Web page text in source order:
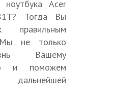
Acer
Тогда Вы
правильным
Мы не только
Вашему
и поможем